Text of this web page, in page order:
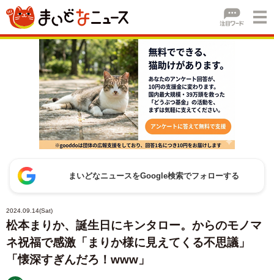
まいどなニュースをGoogle検索でフォローする
2024.09.14(Sat)
松本まりか、誕生日にキンタロー。からのモノマ
ネ祝福で感激「まりか様に見えてくる不思議」
「懐深すぎんだろ！www」